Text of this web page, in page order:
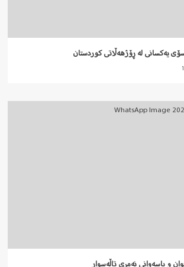
یەکسانی لە ڕۆژهەڵاتی کوردستان
و پاسەوانی نەمری تاڵەسوار